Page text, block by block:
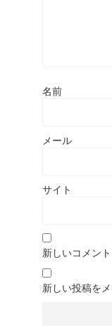
名前
メール
サイト
新しいコメン
新しい投稿を